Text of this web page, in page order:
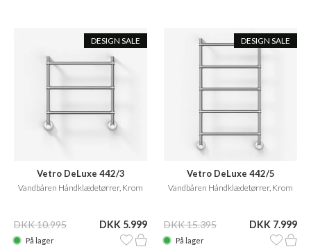
DESIGN SALE
Vetro DeLuxe 442/3
Vandbåren Håndklædetørrer, Krom
DKK 10.995 DKK 5.999
På lager
DESIGN SALE
Vetro DeLuxe 442/5
Vandbåren Håndklædetørrer, Krom
DKK 15.395 DKK 7.999
På lager